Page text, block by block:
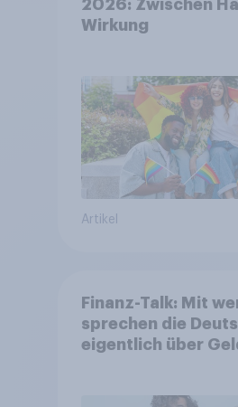
2026: Zwischen
Wirkung
Artikel
Finanz-Talk: Mit
sprechen die
eigentlich über